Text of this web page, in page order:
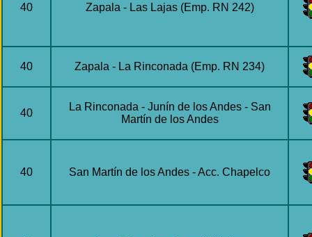
40 Zapala - Las Lajas (Emp. RN 242)
40 Zapala - La Rinconada (Emp. RN 234)
40
La Rinconada - Junín de los Andes - San
Martín de los Andes
40 San Martín de los Andes - Acc. Chapelco